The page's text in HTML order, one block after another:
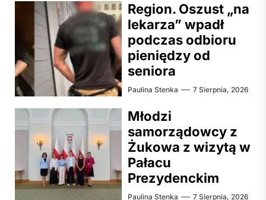
Region. Oszust „na
lekarza” wpadł
podczas odbioru
pieniędzy od
seniora
Paulina Stenka 7 Sierpnia, 2026
Młodzi
samorządowcy z
Żukowa z wizytą w
Pałacu
Prezydenckim
Paulina Stenka 7 Sierpnia, 2026